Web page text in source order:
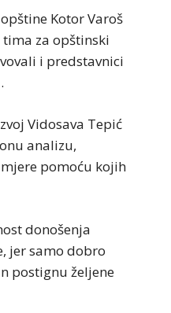
Kotor Varoš
za opštinski
i predstavnici
Vidosava Tepić
analizu,
pomoću kojih
donošenja
jer samo dobro
postignu željene